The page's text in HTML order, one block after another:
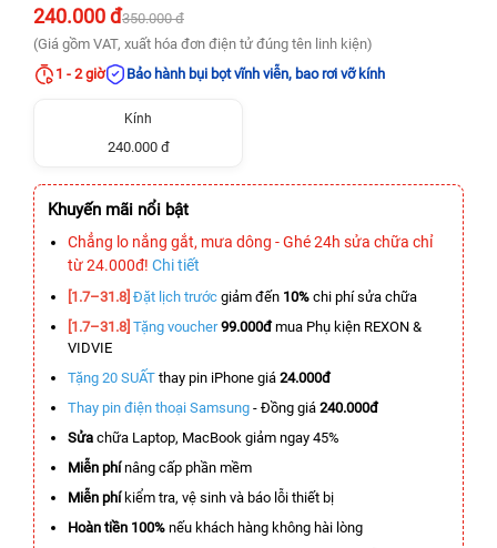
240.000 đ350.000 đ
(Giá gồm VAT, xuất hóa đơn điện tử đúng tên linh kiện)
1 - 2 giờ
Bảo hành bụi bọt vĩnh viễn, bao rơi vỡ kính
Kính
240.000 đ
Khuyến mãi nổi bật
Chẳng lo nắng gắt, mưa dông - Ghé 24h sửa chữa chỉ
từ 24.000đ! Chi tiết
[1.7–31.8] Đặt lịch trước giảm đến 10% chi phí sửa chữa
[1.7–31.8] Tặng voucher 99.000đmua Phụ kiện REXON &
VIDVIE
Tặng 20 SUẤT thay pin iPhone giá 24.000đ
Thay pin điện thoại Samsung - Đồng giá 240.000đ
Sửa chữa Laptop, MacBook giảm ngay 45%
Miễn phínâng cấp phần mềm
Miễn phíkiểm tra, vệ sinh và báo lỗi thiết bị
Hoàn tiền 100% nếu khách hàng không hài lòng